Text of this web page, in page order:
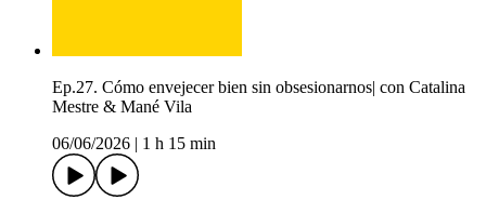
Ep.27. Cómo envejecer bien sin obsesionarnos| con Catalina
Mestre & Mané Vila
06/06/2026
1 h 15 min